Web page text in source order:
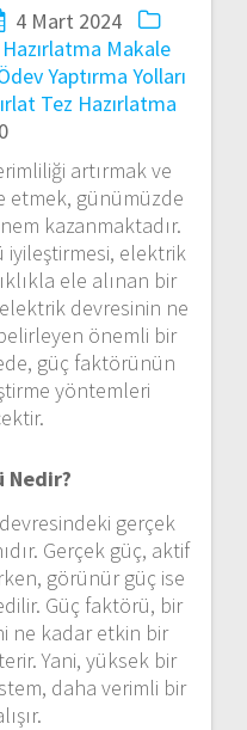
4 Mart 2024
Makale
Yaptırma Yolları
Tez Hazırlatma
0
artırmak ve
etmek, günümüzde
kazanmaktadır.
elektrik
ele alınan bir
devresinin ne
önemli bir
güç faktörünün
yöntemleri
Nedir?
gerçek
Gerçek güç, aktif
görünür güç ise
Güç faktörü, bir
ne kadar etkin bir
Yani, yüksek bir
daha verimli bir